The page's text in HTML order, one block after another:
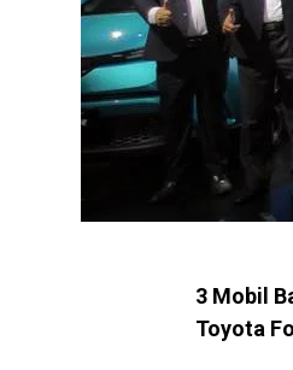
3 Mobil
Toyota